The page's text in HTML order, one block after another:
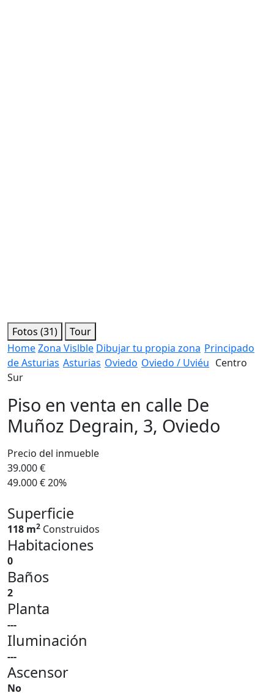
Fotos (31)
Tour
HomeZona Vislble Dibujar tu propia zona Principado
de Asturias Asturias Oviedo Oviedo / Uviéu Centro
Sur
Piso en venta en calle De
Muñoz Degrain, 3, Oviedo
Precio del inmueble
39.000 €
49.000 €20%
Superficie
118 m2 Construidos
Habitaciones
0
Baños
2
Planta
---
Iluminación
---
Ascensor
No